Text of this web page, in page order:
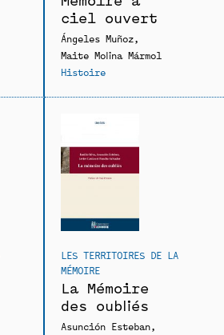
ciel ouvert
Ángeles Muñoz
Maite Molina Mármol
Histoire
LES TERRITOIRES DE LA
MÉMOIRE
La Mémoire
des oubliés
Asunción Esteban